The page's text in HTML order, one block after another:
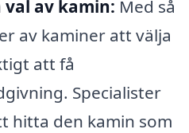
val av kamin: Med så
av kaminer att välja
att få
Specialister
hitta den kamin som